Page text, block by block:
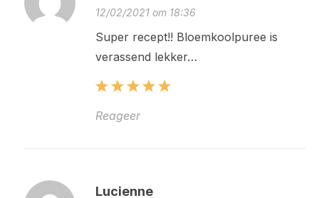
12/02/2021 om 18:36
Super recept!! Bloemkoolpuree is
verassend lekker…
Reageer
Lucienne